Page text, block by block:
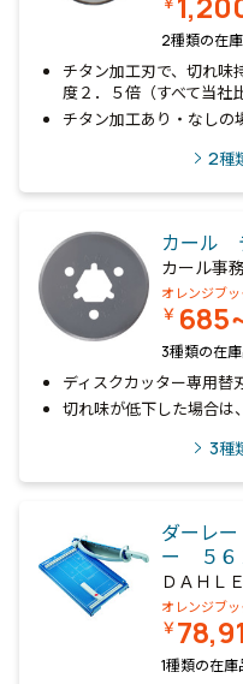
2種類の在
チタン加工刃で、切れ味
度２．５倍（すべて当社比
チタン加工あり・なしの
2種
カール
カール事
オレンジブ
￥
3種類の在
ディスクカッター専用替
切れ味が低下した場合は
3種
ダーレ
ー ５６
ＤＡＨＬ
オレンジブ
￥
1種類の在